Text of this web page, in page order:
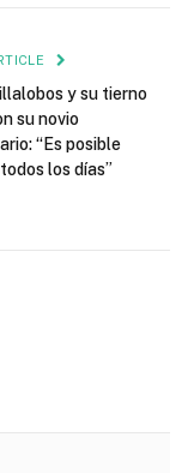
y su tierno
su novio
“Es posible
los días”